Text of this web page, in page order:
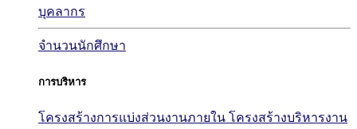
บุคลากร
จำนวนนักศึกษา
การบริหาร
โครงสร้างการแบ่งส่วนงานภายใน โครงสร้างบริหารงาน